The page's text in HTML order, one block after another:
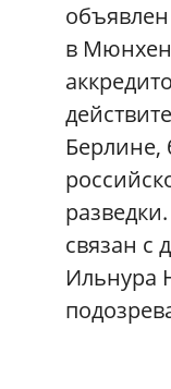
в
Берлине,
связан с
Ильнура